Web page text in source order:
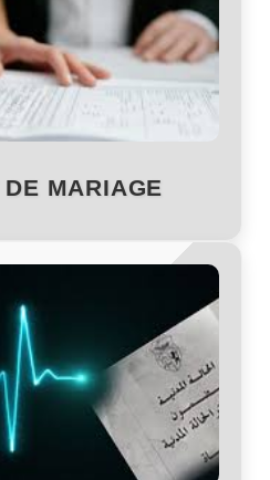
DE MARIAGE